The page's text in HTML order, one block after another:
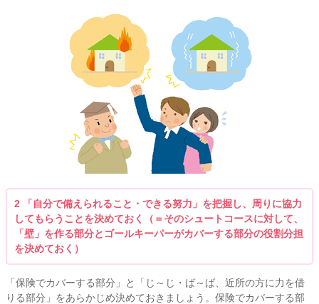
2 「自分で備えられること・できる努力」を把握し、周りに協力
してもらうことを決めておく（＝そのシュートコースに対して、
「壁」を作る部分とゴールキーパーがカバーする部分の役割分担
を決めておく）
「保険でカバーする部分」と「じ～じ・ば～ば、近所の方に力を借
りる部分」をあらかじめ決めておきましょう。保険でカバーする部